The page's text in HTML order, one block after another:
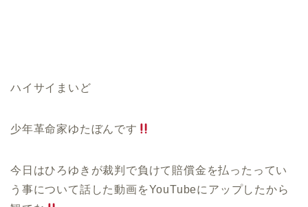
ハイサイまいど
少年革命家ゆたぼんです
今日はひろゆきが裁判で負けて賠償金を払ったってい
う事について話した動画をYouTubeにアップしたから